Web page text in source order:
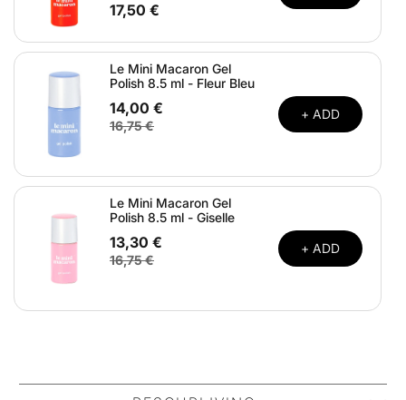
17,50 €
Le Mini Macaron Gel
Polish 8.5 ml - Fleur Bleu
14,00 €
16,75 €
+ ADD
Le Mini Macaron Gel
Polish 8.5 ml - Giselle
13,30 €
16,75 €
+ ADD